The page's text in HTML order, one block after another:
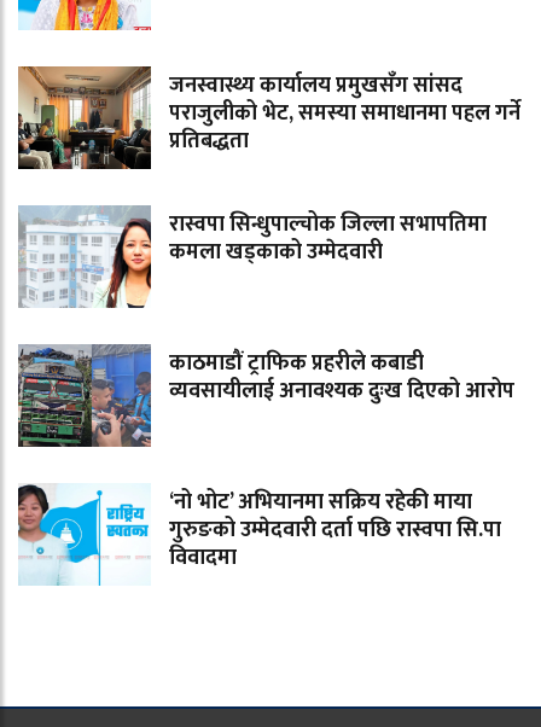
जनस्वास्थ्य कार्यालय प्रमुखसँग सांसद
पराजुलीको भेट, समस्या समाधानमा पहल गर्ने
प्रतिबद्धता
रास्वपा सिन्धुपाल्चोक जिल्ला सभापतिमा
कमला खड्काको उम्मेदवारी
काठमाडौं ट्राफिक प्रहरीले कबाडी
व्यवसायीलाई अनावश्यक दुःख दिएको आरोप
‘नो भोट’ अभियानमा सक्रिय रहेकी माया
गुरुङको उम्मेदवारी दर्ता पछि रास्वपा सि.पा
विवादमा